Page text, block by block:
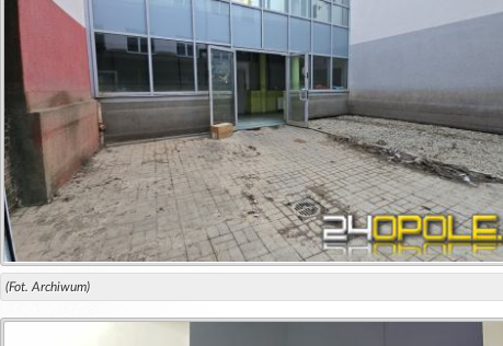
(Fot. Archiwum)